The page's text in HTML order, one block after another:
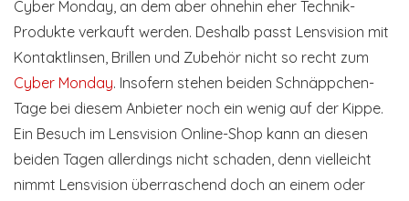
Cyber Monday, an dem aber ohnehin eher Technik-
Produkte verkauft werden. Deshalb passt Lensvision mit
Kontaktlinsen, Brillen und Zubehör nicht so recht zum
Cyber Monday. Insofern stehen beiden Schnäppchen-
Tage bei diesem Anbieter noch ein wenig auf der Kippe.
Ein Besuch im Lensvision Online-Shop kann an diesen
beiden Tagen allerdings nicht schaden, denn vielleicht
nimmt Lensvision überraschend doch an einem oder